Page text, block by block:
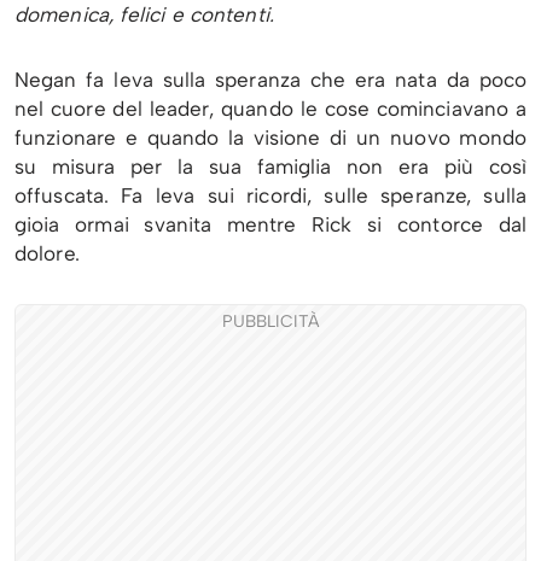
domenica, felici e contenti.
Negan fa leva sulla speranza che era nata da poco
nel cuore del leader, quando le cose cominciavano a
funzionare e quando la visione di un nuovo mondo
su misura per la sua famiglia non era più così
offuscata. Fa leva sui ricordi, sulle speranze, sulla
gioia ormai svanita mentre Rick si contorce dal
dolore.
PUBBLICITÀ